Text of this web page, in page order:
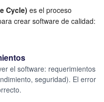
Cycle) es el proceso
crear software de calidad:
el software: requerimientos
seguridad). El error